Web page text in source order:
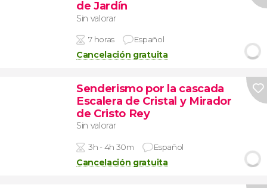
de Jardín
Sin valorar
7 horas Español
Cancelación gratuita
Senderismo por la cascada
Escalera de Cristal y Mirador
de Cristo Rey
Sin valorar
3h - 4h 30m Español
Cancelación gratuita